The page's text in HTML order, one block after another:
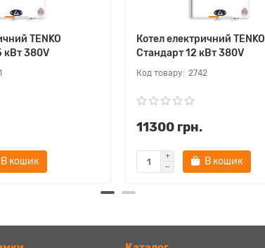
TENKO
кВт 380V
В кошик
Котел електричний TENKO
Стандарт 12 кВт 380V
2742
11300 грн.
В кошик